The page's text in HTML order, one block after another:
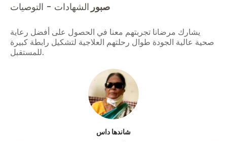
صبور الشهادات - التوصيات
يشارك مرضانا تجربتهم معنا في الحصول على أفضل رعاية
صحية عالية الجودة طوال رحلتهم العلاجية لتشكيل رابطة كبيرة
للمستقبل.
شاندها داس